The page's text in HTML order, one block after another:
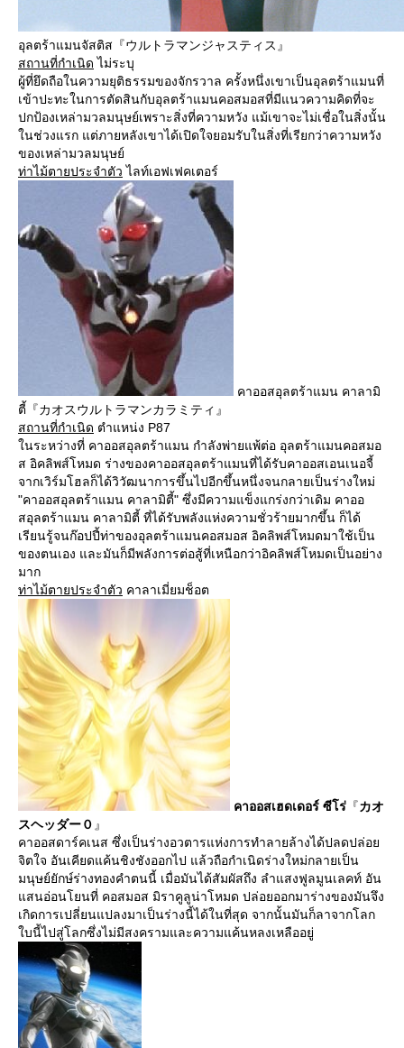
อุลตร้าแมนจัสติส『ウルトラマンジャスティス』
สถานที่กำเนิด ไม่ระบุ
ผู้ที่ยึดถือในความยุติธรรมของจักรวาล ครั้งหนึ่งเขาเป็นอุลตร้าแมนที่
เข้าปะทะในการตัดสินกับอุลตร้าแมนคอสมอสที่มีแนวความคิดที่จะ
ปกป้องเหล่ามวลมนุษย์เพราะสิ่งที่ความหวัง แม้เขาจะไม่เชื่อในสิ่งนั้น
ในช่วงแรก แต่ภายหลังเขาได้เปิดใจยอมรับในสิ่งที่เรียกว่าความหวัง
ของเหล่ามวลมนุษย์
ท่าไม้ตายประจำตัว ไลท์เอฟเฟคเตอร์
คาออสอุลตร้าแมน คาลามิ
ตี้『カオスウルトラマンカラミティ』
สถานที่กำเนิด ตำแหน่ง P87
ในระหว่างที่ คาออสอุลตร้าแมน กำลังพ่ายแพ้ต่อ อุลตร้าแมนคอสมอ
ส อิคลิพส์โหมด ร่างของคาออสอุลตร้าแมนที่ได้รับคาออสเอนเนอจี้
จากเวิร์มโฮลก็ได้วิวัฒนาการขึ้นไปอีกขึ้นหนึ่งจนกลายเป็นร่างใหม่
"คาออสอุลตร้าแมน คาลามิตี้" ซึ่งมีความแข็งแกร่งกว่าเดิม คาออ
สอุลตร้าแมน คาลามิตี้ ที่ได้รับพลังแห่งความชั่วร้ายมากขึ้น ก็ได้
เรียนรู้จนก๊อปปี้ท่าของอุลตร้าแมนคอสมอส อิคลิพส์โหมดมาใช้เป็น
ของตนเอง และมันก็มีพลังการต่อสู้ที่เหนือกว่าอิคลิพส์โหมดเป็นอย่าง
มาก
ท่าไม้ตายประจำตัว คาลาเมี่ยมช็อต
คาออสเฮดเดอร์ ซีโร่ 『カオ
スヘッダー０』
คาออสดาร์คเนส ซึ่งเป็นร่างอวตารแห่งการทำลายล้างได้ปลดปล่อย
จิตใจ อันเคียดแค้นชิงชังออกไป แล้วถือกำเนิดร่างใหม่กลายเป็น
มนุษย์ยักษ์ร่างทองคำตนนี้ เมื่อมันได้สัมผัสถึง ลำแสงฟูลมูนเลคท์ อัน
แสนอ่อนโยนที่ คอสมอส มิราคูลูน่าโหมด ปล่อยออกมาร่างของมันจึง
เกิดการเปลี่ยนแปลงมาเป็นร่างนี้ได้ในที่สุด จากนั้นมันก็ลาจากโลก
ใบนี้ไปสู่โลกซึ่งไม่มีสงครามและความแค้นหลงเหลืออยู่